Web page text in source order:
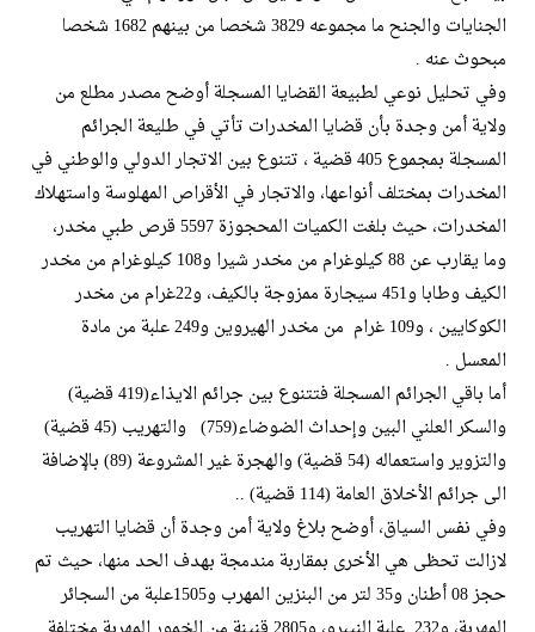
الجنايات والجنح ما مجموعه 3829 شخصا من بينهم 1682 شخصا
مبحوث عنه .
وفي تحليل نوعي لطبيعة القضايا المسجلة أوضح مصدر مطلع من
ولاية أمن وجدة بأن قضايا المخدرات تأتي في طليعة الجرائم
المسجلة بمجموع 405 قضية ، تتنوع بين الاتجار الدولي والوطني في
المخدرات بمختلف أنواعها، والاتجار في الأقراص المهلوسة واستهلاك
المخدرات، حيث بلغت الكميات المحجوزة 5597 قرص طبي مخدر،
وما يقارب عن 88 كيلوغرام من مخدر شيرا و108 كيلوغرام من مخدر
الكيف وطابا و451 سيجارة ممزوجة بالكيف، و22غرام من مخدر
الكوكايين ، و109 غرام من مخدر الهيروين و249 علبة من مادة
المعسل .
أما باقي الجرائم المسجلة فتتنوع بين جرائم الايذاء(419 قضية)
والسكر العلني البين وإحداث الضوضاء(759) والتهريب (45 قضية)
والتزوير واستعماله (54 قضية) والهجرة غير المشروعة (89) بالإضافة
الى جرائم الأخلاق العامة (114 قضية) ..
وفي نفس السياق، أوضح بلاغ ولاية أمن وجدة أن قضايا التهريب
لازالت تحظى هي الأخرى بمقاربة مندمجة بهدف الحد منها، حيث تم
حجز 08 أطنان و35 لتر من البنزين المهرب و1505علبة من السجائر